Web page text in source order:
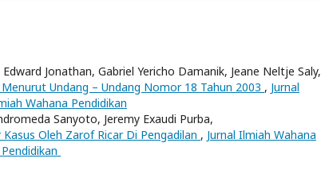
Jonathan, Gabriel Yericho Damanik, Jeane Neltje Saly,
Undang – Undang Nomor 18 Tahun 2003 , Jurnal
Wahana Pendidikan
Sanyoto, Jeremy Exaudi Purba,
Oleh Zarof Ricar Di Pengadilan , Jurnal Ilmiah Wahana